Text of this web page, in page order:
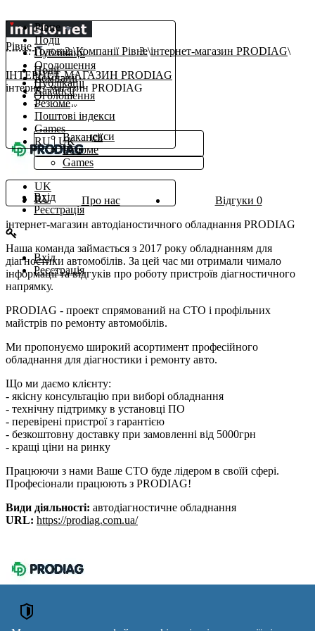
Рівне
Події
Публікації
Оголошення
Компанії
Вакансії
Резюме
Поштові індекси
Games
RU| UK
Рівне
Події
Публікації
Оголошення
Компанії
Роботаβ
Вакансії
Резюме
Поштові індекси
Ще
Games
UK
RU
Вхід
Реєстрація
Вхід
Реєстрація
Головна Компанії Рівне інтернет-магазин PRODIAG
ІНТЕРНЕТ-МАГАЗИН PRODIAG
інтернет-магазин PRODIAG
Про нас Відгуки 0
інтернет-магазин автодіаностичного обладнання PRODIAG
Наша команда займається з 2017 року обладнанням для
діагностики автомобілів. За цей час ми отримали чимало
інформації та відгуків про роботу пристроїв діагностичного
напрямку.
PRODIAG - проект спрямований на СТО і профільних
майстрів по ремонту автомобілів.
Ми пропонуємо широкий асортимент професійного
обладнання для діагностики і ремонту авто.
Що ми даємо клієнту:
- якісну консультацію при виборі обладнання
- технічну підтримку в установці ПО
- перевірені пристрої з гарантією
- безкоштовну доставку при замовленні від 5000грн
- кращі ціни на ринку
Працюючи з нами Ваше СТО буде лідером в своїй сфері.
Професіонали працюють з PRODIAG!
Види діяльності: автодіагностичне обладнання
URL: https://prodiag.com.ua/